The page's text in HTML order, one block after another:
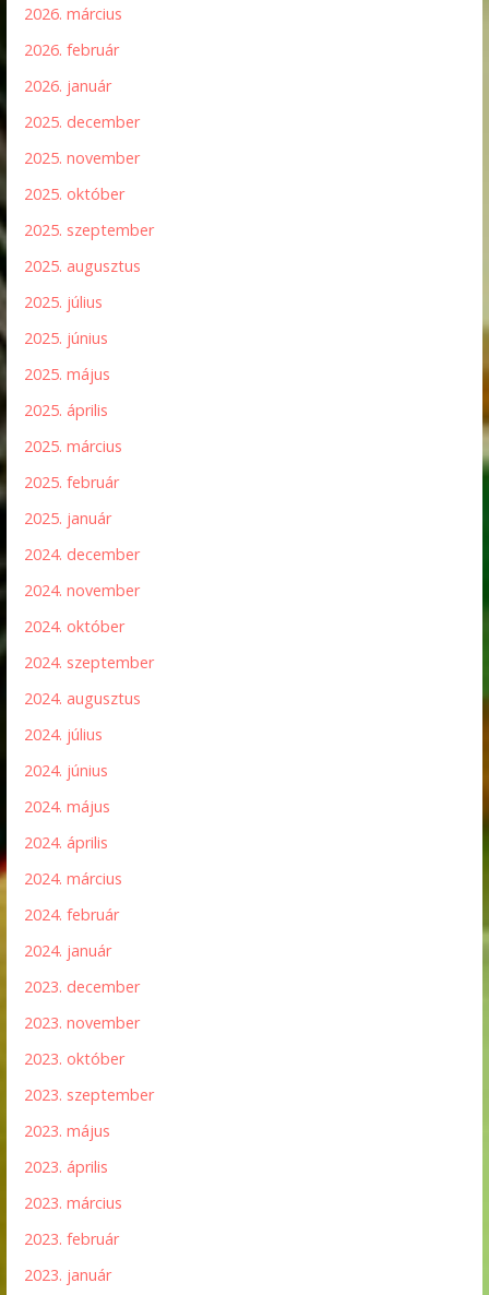
2026. március
2026. február
2026. január
2025. december
2025. november
2025. október
2025. szeptember
2025. augusztus
2025. július
2025. június
2025. május
2025. április
2025. március
2025. február
2025. január
2024. december
2024. november
2024. október
2024. szeptember
2024. augusztus
2024. július
2024. június
2024. május
2024. április
2024. március
2024. február
2024. január
2023. december
2023. november
2023. október
2023. szeptember
2023. május
2023. április
2023. március
2023. február
2023. január